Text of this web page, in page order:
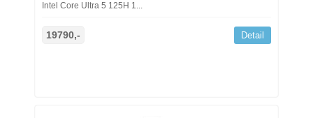
Intel Core Ultra 5 125H 1...
19790,- Detail